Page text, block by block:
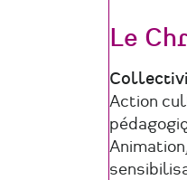
Le
Type
de
Domaine
Action